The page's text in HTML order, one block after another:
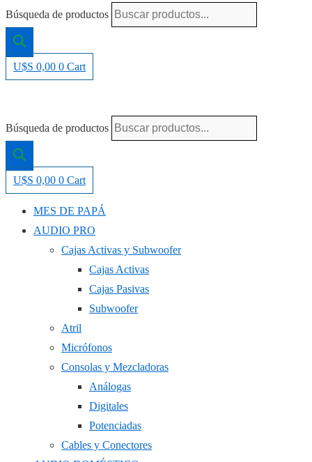
Búsqueda de productos
U$S 0,00 0 Cart
Búsqueda de productos
U$S 0,00 0 Cart
MES DE PAPÁ
AUDIO PRO
Cajas Activas y Subwoofer
Cajas Activas
Cajas Pasivas
Subwoofer
Atril
Micrófonos
Consolas y Mezcladoras
Análogas
Digitales
Potenciadas
Cables y Conectores